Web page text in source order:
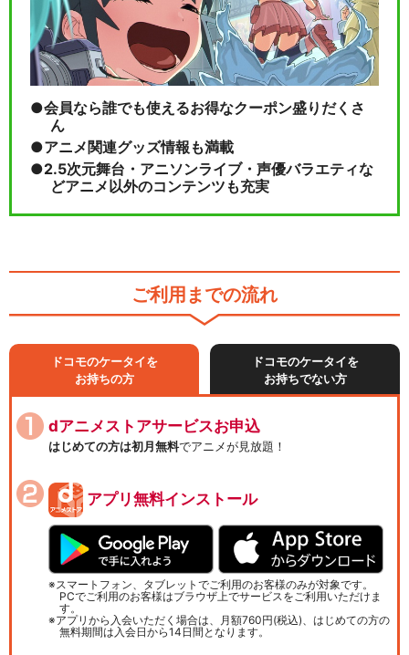
会員なら誰でも使えるお得なクーポン盛りだくさ
ん
アニメ関連グッズ情報も満載
2.5次元舞台・アニソンライブ・声優バラエティな
どアニメ以外のコンテンツも充実
ご利用までの流れ
ドコモのケータイを
お持ちの方
ドコモのケータイを
お持ちでない方
dアニメストアサービスお申込
はじめての方は初月無料でアニメが見放題！
アプリ無料インストール
スマートフォン、タブレットでご利用のお客様のみが対象です。
PCでご利用のお客様はブラウザ上でサービスをご利用いただけま
す。
アプリから入会いただく場合は、月額760円(税込)、はじめての方の
無料期間は入会日から14日間となります。